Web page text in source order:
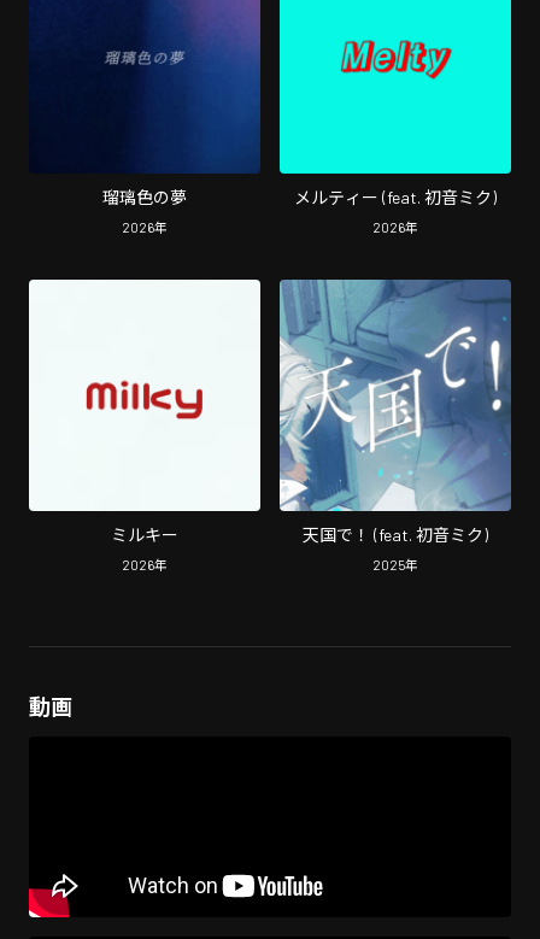
瑠璃色の夢
2026年
メルティー (feat. 初音ミク)
2026年
ミルキー
2026年
天国で！ (feat. 初音ミク)
2025年
動画